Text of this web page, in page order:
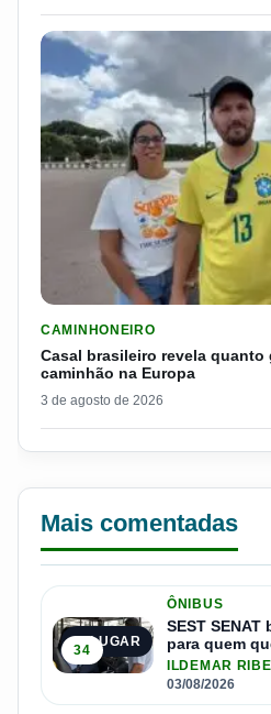
CAMINHONEIRO
Casal brasileiro revela
caminhão na Europa
3 de agosto de 2026
Mais comentadas
1º LUGAR
34
ÔNIBUS
SEST SENAT
para quem
ILDEMAR
03/08/2026